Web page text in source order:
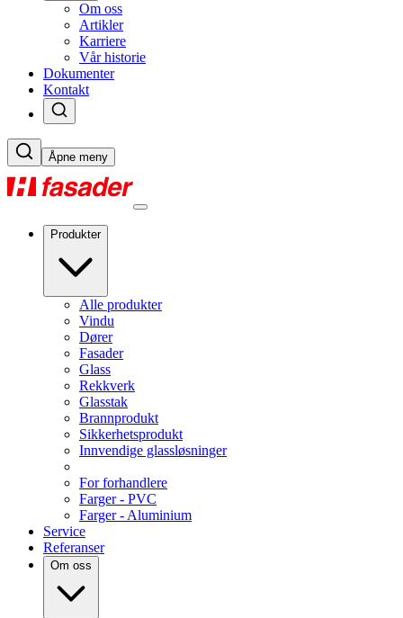
Om oss
Artikler
Karriere
Vår historie
Dokumenter
Kontakt
Åpne meny
Produkter
Alle produkter
Vindu
Dører
Fasader
Glass
Rekkverk
Glasstak
Brannprodukt
Sikkerhetsprodukt
Innvendige glassløsninger
For forhandlere
Farger - PVC
Farger - Aluminium
Service
Referanser
Om oss